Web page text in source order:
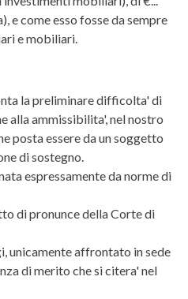
e come esso fosse da sempre
e mobiliari.
la preliminare difficolta' di
alla ammissibilita', nel nostro
posta essere da un soggetto
di sostegno.
espressamente da norme di
di pronunce della Corte di
unicamente affrontato in sede
di merito che si citera' nel